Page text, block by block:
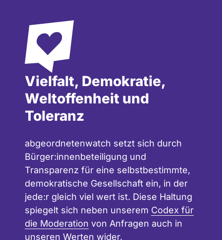
Vielfalt, Demokratie,
Weltoffenheit und
Toleranz
abgeordnetenwatch setzt sich durch
Bürger:innenbeteiligung und
Transparenz für eine selbstbestimmte,
demokratische Gesellschaft ein, in der
jede:r gleich viel wert ist. Diese Haltung
spiegelt sich neben unserem Codex für
die Moderation von Anfragen auch in
unseren Werten wider.